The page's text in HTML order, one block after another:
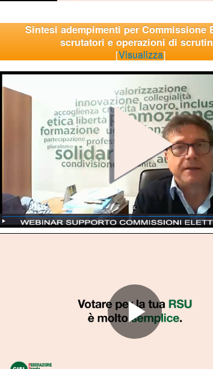
Sintesi adempimenti per Commissione
scrutatori e operazioni di
[Visualizza]